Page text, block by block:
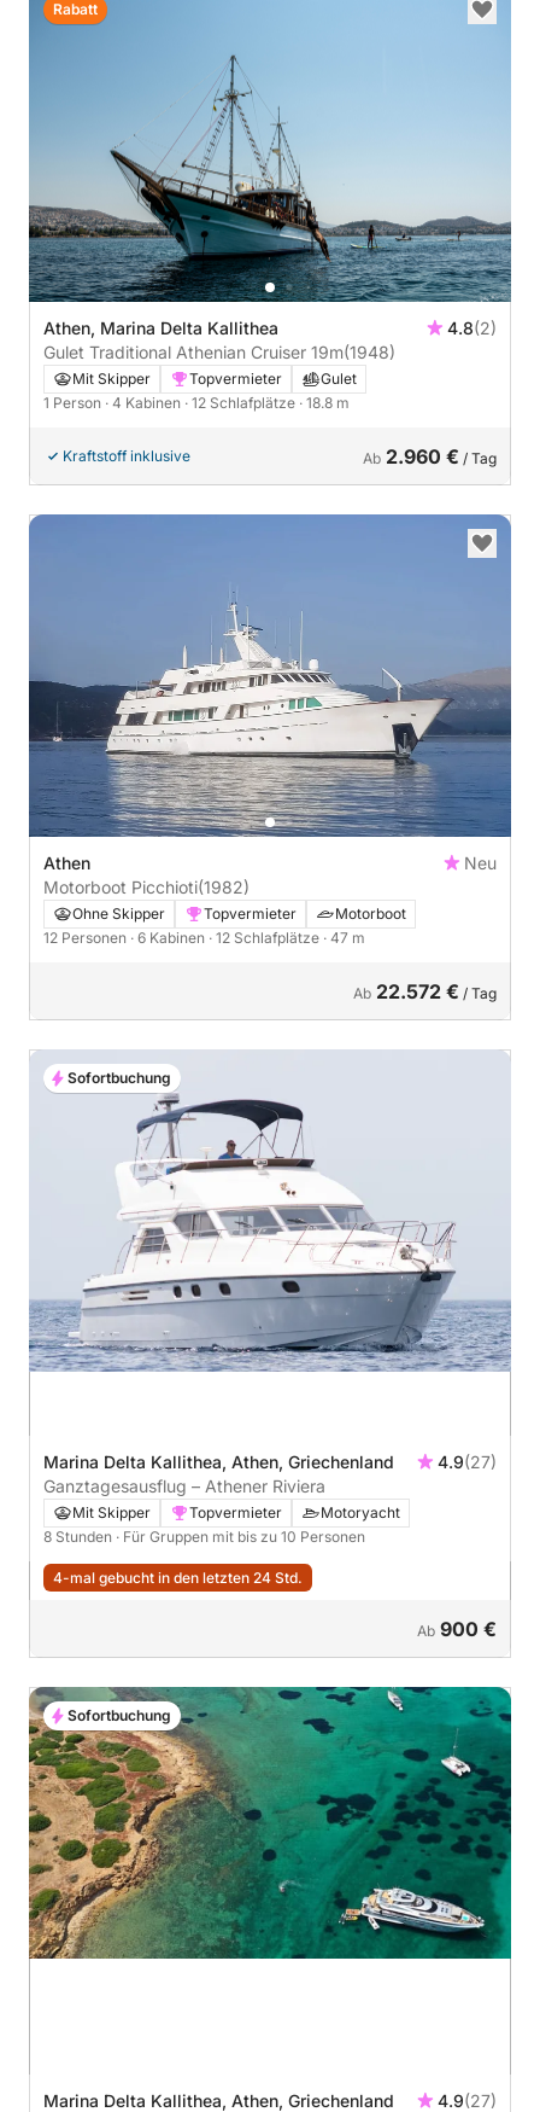
Athen, Marina Delta Kallithea 4.8(2)
Gulet Traditional Athenian Cruiser 19m(1948)
Mit Skipper Topvermieter
Gulet
1 Person · 4 Kabinen · 12 Schlafplätze · 18.8 m
Kraftstoff inklusive Ab 2.960 € / Tag
Rabatt
Athen
Neu
Motorboot Picchioti(1982)
Ohne Skipper Topvermieter
Motorboot
12 Personen · 6 Kabinen · 12 Schlafplätze · 47 m
Ab 22.572 € / Tag
Marina Delta Kallithea, Athen, Griechenland 4.9(27)
Ganztagesausflug – Athener Riviera
Mit Skipper Topvermieter
Motoryacht
8 Stunden · Für Gruppen mit bis zu 10 Personen
4-mal gebucht in den letzten 24 Std.
Ab 900 €
Sofortbuchung
Marina Delta Kallithea, Athen, Griechenland 4.9(27)
Sofortbuchung